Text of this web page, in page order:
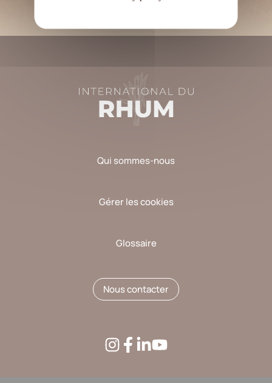
champ
vide.
Qui sommes-nous
Gérer les cookies
Glossaire
Nous contacter